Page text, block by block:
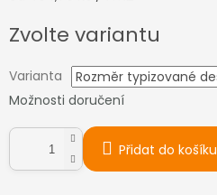
Zvolte variantu
Varianta
Možnosti doručení
Přidat do košíku